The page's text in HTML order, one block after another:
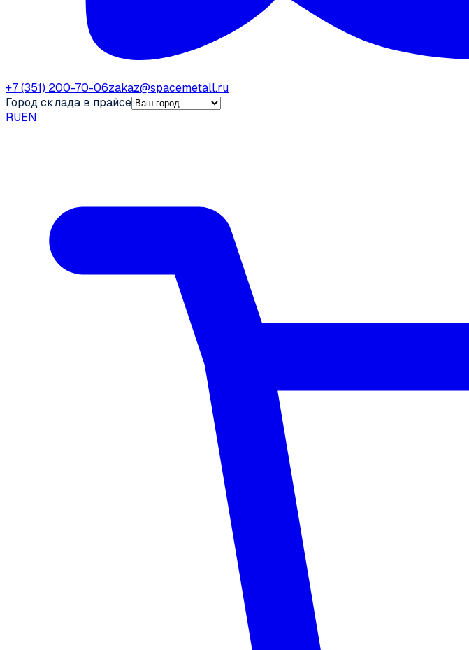
+7 (351) 200-70-06zakaz@spacemetall.ru
Город склада в прайсе
RUEN